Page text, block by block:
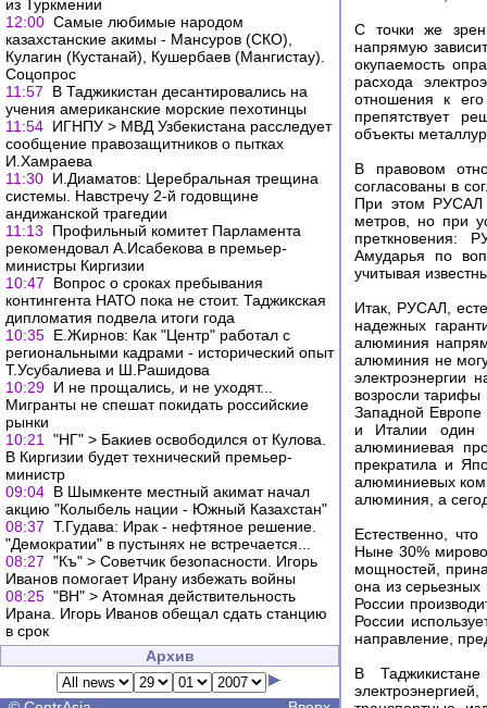
из Туркмении
12:00 Самые любимые народом
казахстанские акимы - Мансуров (СКО),
Кулагин (Кустанай), Кушербаев (Мангистау).
Соцопрос
11:57
В Таджикистан десантировались на
учения американские морские пехотинцы
11:54 ИГНПУ > МВД Узбекистана расследует
сообщение правозащитников о пытках
И.Хамраева
11:30 И.Диаматов: Церебральная трещина
системы. Навстречу 2-й годовщине
андижанской трагедии
11:13
Профильный комитет Парламента
рекомендовал А.Исабекова в премьер-
министры Киргизии
10:47
Вопрос о сроках пребывания
контингента НАТО пока не стоит. Таджикская
дипломатия подвела итоги года
10:35 Е.Жирнов: Как "Центр" работал с
региональными кадрами - исторический опыт
Т.Усубалиева и Ш.Рашидова
10:29 И не прощались, и не уходят...
Мигранты не спешат покидать российские
рынки
10:21
"НГ" > Бакиев освободился от Кулова.
В Киргизии будет технический премьер-
министр
09:04 В Шымкенте местный акимат начал
акцию "Колыбель нации - Южный Казахстан"
08:37 Т.Гудава: Ирак - нефтяное решение.
"Демократии" в пустынях не встречается...
08:27 "Къ" > Советчик безопасности. Игорь
Иванов помогает Ирану избежать войны
08:25 "ВН" > Атомная действительность
Ирана. Игорь Иванов обещал сдать станцию
в срок
Архив
С точки же
напрямую
окупаемость
расхода
отношения к
препятствует
объекты
В правовом
согласованы в
При этом РУСАЛ
метров, но при
преткновения:
Амударья по
учитывая
Итак, РУСАЛ,
надежных
алюминия
алюминия не
электроэнергии
возросли
Западной Европе
и Италии один
алюминиевая
прекратила и
алюминиевых
алюминия, а
Естественно,
Ныне 30%
мощностей,
она из
России
России
направление,
В